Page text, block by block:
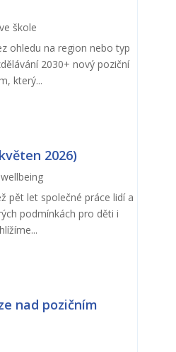
škole
ohledu na region nebo typ
2030+ nový poziční
který...
2026)
wellbeing
pět let společné práce lidí a
podmínkách pro děti i
nad pozičním